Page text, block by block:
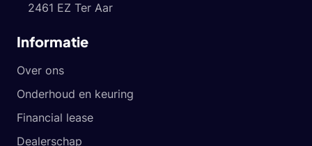
2461 EZ Ter Aar
Informatie
Over ons
Onderhoud en keuring
Financial lease
Dealerschap